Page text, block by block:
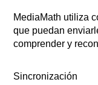
MediaMath utiliza
que puedan
comprender y
Sincronización